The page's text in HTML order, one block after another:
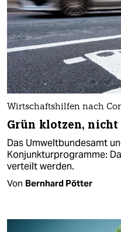
Wirtschaftshilfen nach
Grün klotzen,
Das Umweltbundesamt
Konjunkturprogramme:
verteilt werden.
Von Bernhard Pötter